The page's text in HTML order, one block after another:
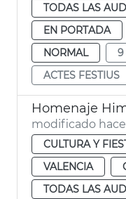
TODAS LAS
EN PORTADA
NORMAL
9
ACTES FESTIUS
modificado
CULTURA Y
VALENCIA
TODAS LAS